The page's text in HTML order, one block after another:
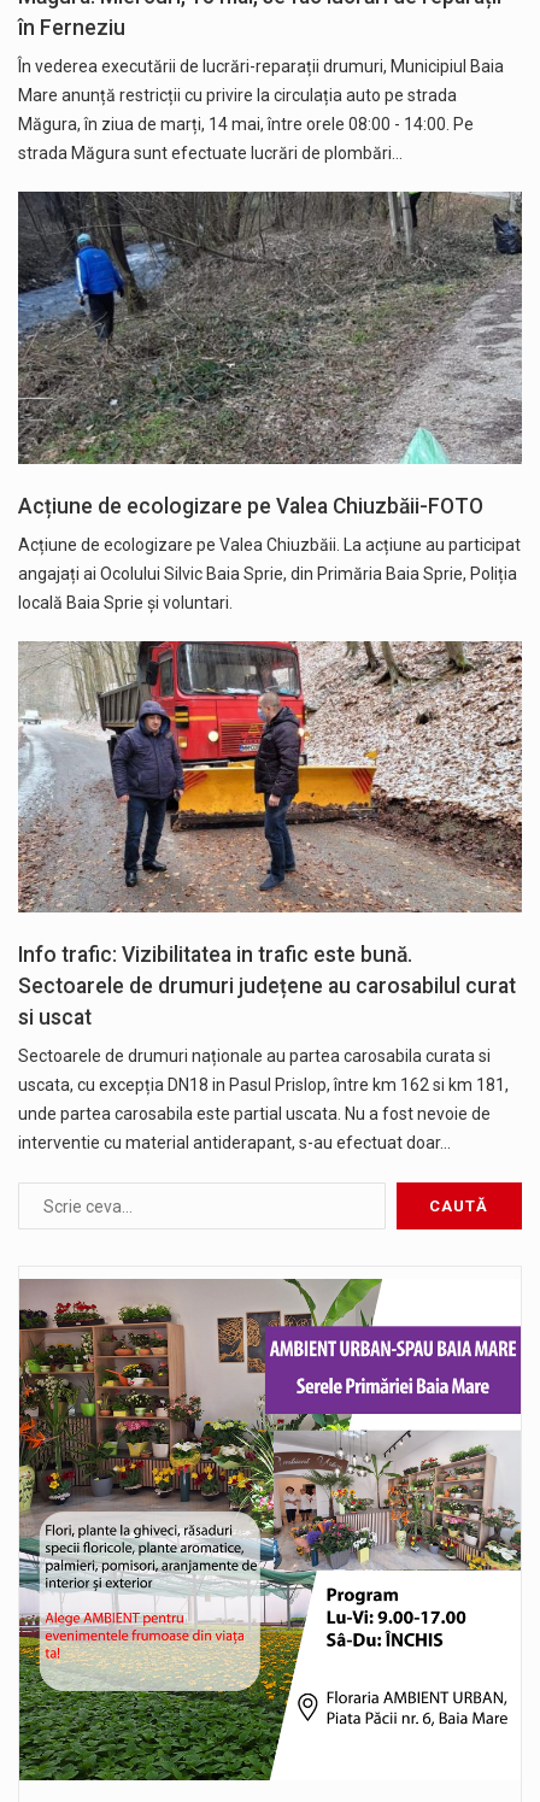
în Ferneziu
În vederea executării de lucrări-reparații drumuri, Municipiul Baia
Mare anunță restricții cu privire la circulația auto pe strada
Măgura, în ziua de marți, 14 mai, între orele 08:00 - 14:00. Pe
strada Măgura sunt efectuate lucrări de plombări…
Acțiune de ecologizare pe Valea Chiuzbăii-FOTO
Acțiune de ecologizare pe Valea Chiuzbăii. La acțiune au participat
angajați ai Ocolului Silvic Baia Sprie, din Primăria Baia Sprie, Poliția
locală Baia Sprie și voluntari.
Info trafic: Vizibilitatea in trafic este bună.
Sectoarele de drumuri județene au carosabilul curat
si uscat
Sectoarele de drumuri naționale au partea carosabila curata si
uscata, cu excepția DN18 in Pasul Prislop, între km 162 si km 181,
unde partea carosabila este partial uscata. Nu a fost nevoie de
interventie cu material antiderapant, s-au efectuat doar…